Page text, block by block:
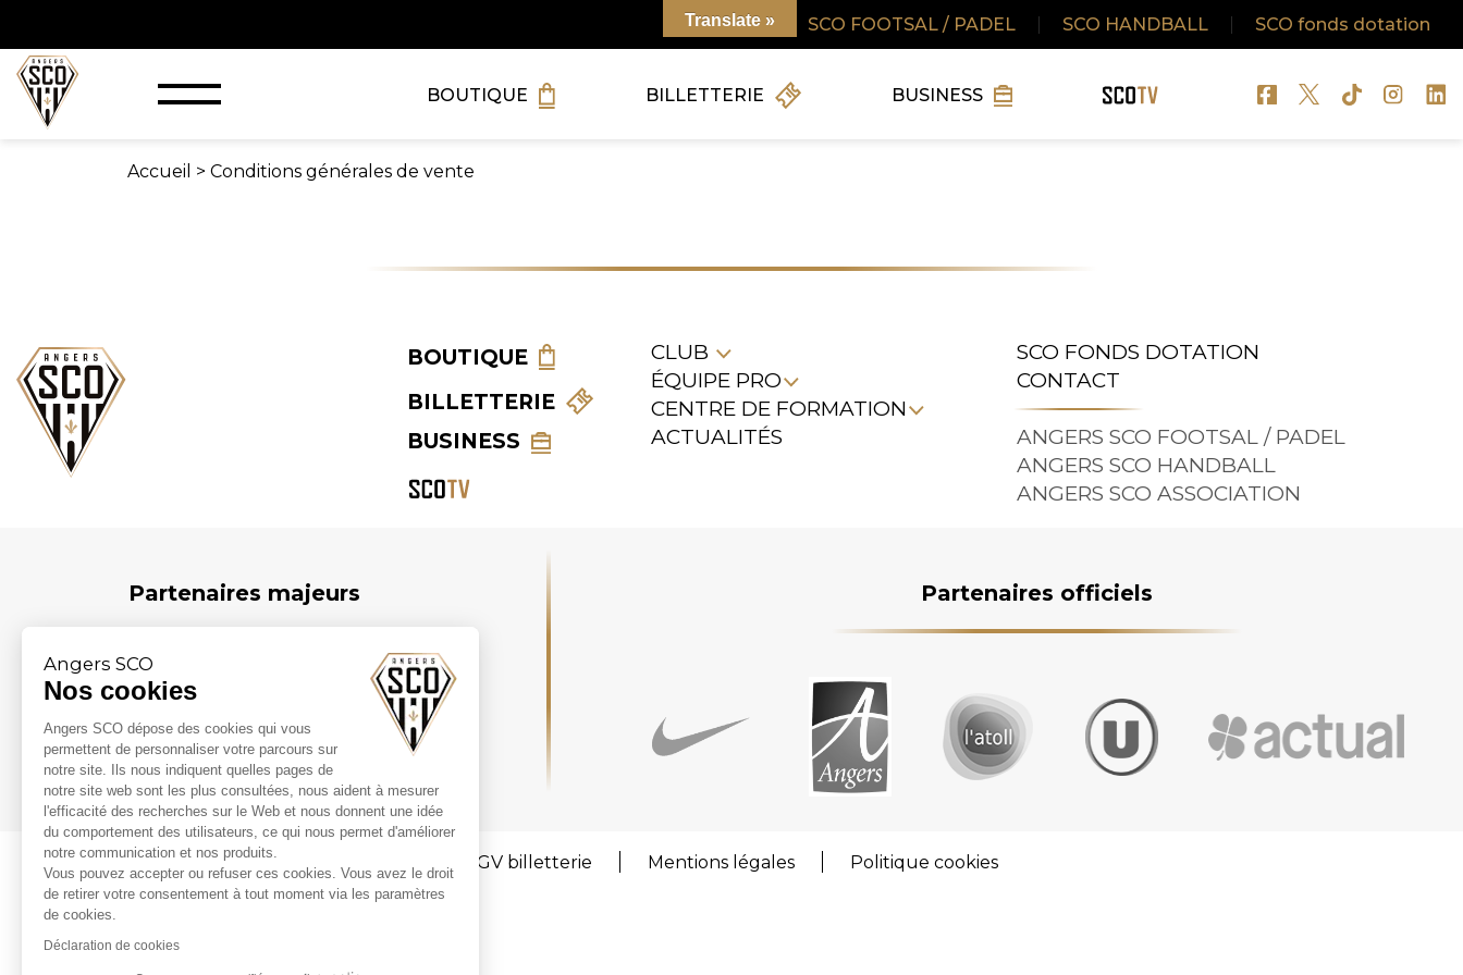
Angers SCO
Nos cookies
Angers SCO dépose des cookies qui vous
permettent de personnaliser votre parcours sur
notre site. Ils nous indiquent quelles pages de
notre site web sont les plus consultées, nous aident à mesurer
l'efficacité des recherches sur le Web et nous donnent une idée
du comportement des utilisateurs, ce qui nous permet d'améliorer
notre communication et nos produits.
Vous pouvez accepter ou refuser ces cookies. Vous avez le droit
de retirer votre consentement à tout moment via les paramètres
de cookies.
Déclaration de cookies
SCO FOOTSAL / PADEL SCO HANDBALL SCO fonds dotation
BOUTIQUE BILLETTERIE BUSINESS
Accueil > Conditions générales de vente
Translate »
BOUTIQUE
BILLETTERIE
BUSINESS
CLUB
ÉQUIPE PRO
CENTRE DE FORMATION
ACTUALITÉS
SCO FONDS DOTATION
CONTACT
ANGERS SCO FOOTSAL / PADEL
ANGERS SCO HANDBALL
ANGERS SCO ASSOCIATION
Partenaires majeurs Partenaires officiels
CGV billetterie Mentions légales Politique cookies